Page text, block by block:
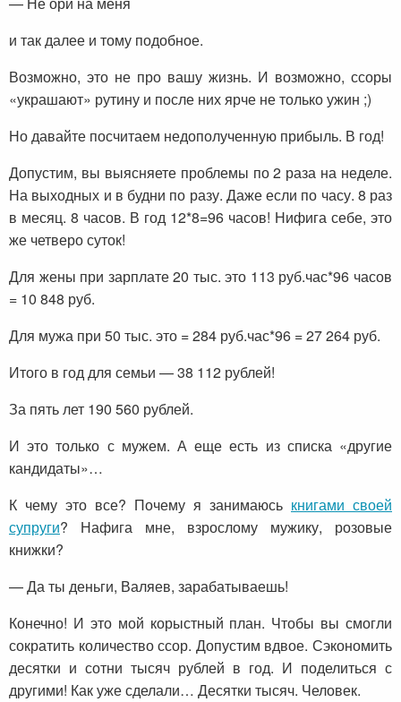
и так далее и тому подобное.
Возможно, это не про вашу жизнь. И возможно, ссоры
«украшают» рутину и после них ярче не только ужин ;)
Но давайте посчитаем недополученную прибыль. В год!
Допустим, вы выясняете проблемы по 2 раза на неделе.
На выходных и в будни по разу. Даже если по часу. 8 раз
в месяц. 8 часов. В год 12*8=96 часов! Нифига себе, это
же четверо суток!
Для жены при зарплате 20 тыс. это 113 руб.час*96 часов
= 10 848 руб.
Для мужа при 50 тыс. это = 284 руб.час*96 = 27 264 руб.
Итого в год для семьи — 38 112 рублей!
За пять лет 190 560 рублей.
И это только с мужем. А еще есть из списка «другие
кандидаты»…
К чему это все? Почему я занимаюсь книгами своей
супруги? Нафига мне, взрослому мужику, розовые
книжки?
— Да ты деньги, Валяев, зарабатываешь!
Конечно! И это мой корыстный план. Чтобы вы смогли
сократить количество ссор. Допустим вдвое. Сэкономить
десятки и сотни тысяч рублей в год. И поделиться с
другими! Как уже сделали… Десятки тысяч. Человек.